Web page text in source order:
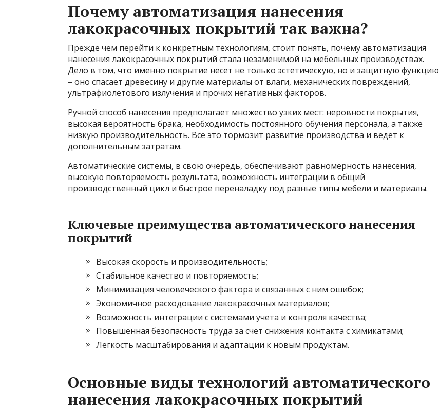
Почему автоматизация нанесения
лакокрасочных покрытий так важна?
Прежде чем перейти к конкретным технологиям, стоит понять, почему автоматизация
нанесения лакокрасочных покрытий стала незаменимой на мебельных производствах.
Дело в том, что именно покрытие несет не только эстетическую, но и защитную функцию
– оно спасает древесину и другие материалы от влаги, механических повреждений,
ультрафиолетового излучения и прочих негативных факторов.
Ручной способ нанесения предполагает множество узких мест: неровности покрытия,
высокая вероятность брака, необходимость постоянного обучения персонала, а также
низкую производительность. Все это тормозит развитие производства и ведет к
дополнительным затратам.
Автоматические системы, в свою очередь, обеспечивают равномерность нанесения,
высокую повторяемость результата, возможность интеграции в общий
производственный цикл и быстрое переналадку под разные типы мебели и материалы.
Ключевые преимущества автоматического нанесения
покрытий
Высокая скорость и производительность;
Стабильное качество и повторяемость;
Минимизация человеческого фактора и связанных с ним ошибок;
Экономичное расходование лакокрасочных материалов;
Возможность интеграции с системами учета и контроля качества;
Повышенная безопасность труда за счет снижения контакта с химикатами;
Легкость масштабирования и адаптации к новым продуктам.
Основные виды технологий автоматического
нанесения лакокрасочных покрытий